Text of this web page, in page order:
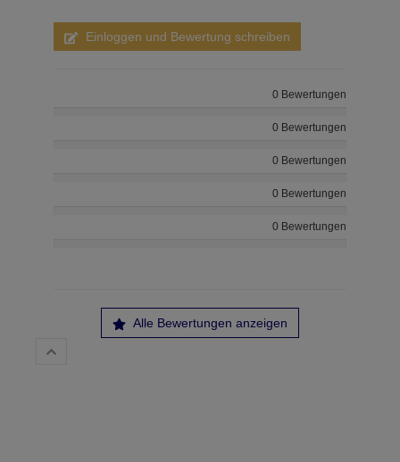
Einloggen und Bewertung schreiben
0 Bewertungen
0 Bewertungen
0 Bewertungen
0 Bewertungen
0 Bewertungen
Alle Bewertungen anzeigen